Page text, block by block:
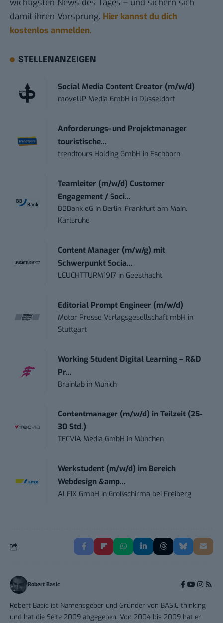
wichtigsten News des Tages – und sichern sich
damit ihren Vorsprung. Hier kannst du dich
kostenlos anmelden.
STELLENANZEIGEN
Social Media Content Creator (m/w/d)
moveUP Media GmbH in Düsseldorf
Anforderungs- und Projektmanager
touristische...
trendtours Holding GmbH in Eschborn
Teamleiter (m/w/d) Customer
Engagement / Soci...
BBBank eG in Berlin, Frankfurt am Main,
Karlsruhe
Content Manager (m/w/g) mit
Schwerpunkt Socia...
LEUCHTTURM1917 in Geesthacht
Editorial Prompt Engineer (m/w/d)
Motor Presse Verlagsgesellschaft mbH in
Stuttgart
Working Student Digital Learning – R&D
Pr...
Brainlab in Munich
Contentmanager (m/w/d) in Teilzeit (25-
30 Std.)
TECVIA Media GmbH in München
Werkstudent (m/w/d) im Bereich
Webdesign &amp...
ALFIX GmbH in Großschirma bei Freiberg
Robert Basic
Robert Basic ist Namensgeber und Gründer von BASIC thinking
und hat die Seite 2009 abgegeben. Von 2004 bis 2009 hat er